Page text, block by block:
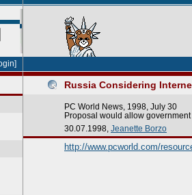
Russia Considering
PC World News, 1998, July 30
Proposal would allow
30.07.1998, Jeanette Borzo
http://www.pcworld.com/